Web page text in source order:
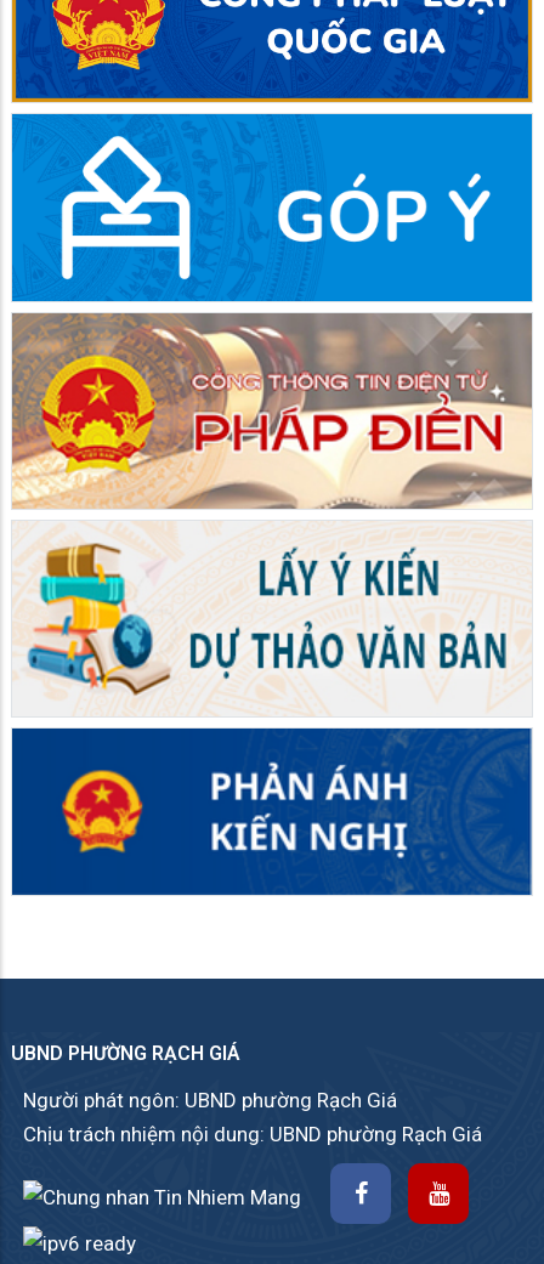
UBND PHƯỜNG RẠCH GIÁ
Người phát ngôn: UBND phường Rạch Giá
Chịu trách nhiệm nội dung: UBND phường Rạch Giá